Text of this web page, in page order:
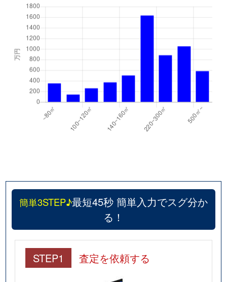
簡単3STEP♪最短45秒 簡単入力でスグ分か
る！
STEP1 査定を依頼する